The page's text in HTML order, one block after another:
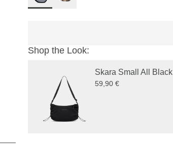
Shop the Look:
Skara Small All Black
59,90 €